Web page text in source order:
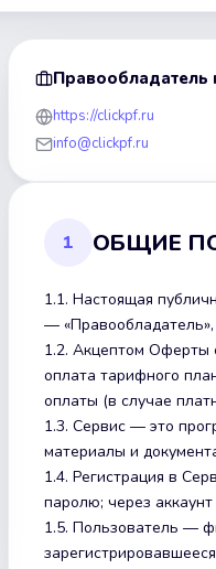
Правообладатель
https://clickpf.ru
info@clickpf.ru
1 ОБЩИЕ
1.1. Настоящая
—
1.2. Акцептом Оферты
оплата тарифного
оплаты (в случае
1.3. Сервис — это
материалы и
1.4. Регистрация в
паролю; через
1.5. Пользователь —